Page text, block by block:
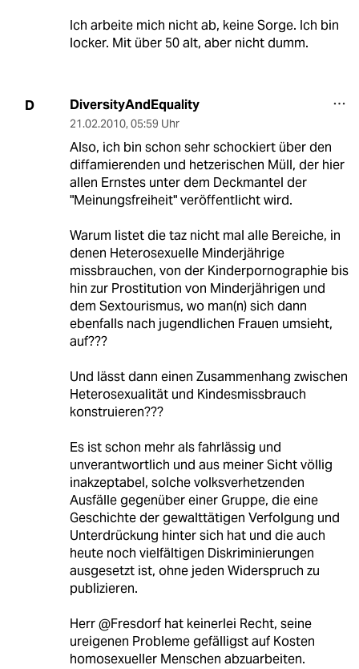
Ich arbeite mich nicht ab, keine Sorge. Ich bin
locker. Mit über 50 alt, aber nicht dumm.
D DiversityAndEquality
21.02.2010, 05:59 Uhr
Also, ich bin schon sehr schockiert über den
diffamierenden und hetzerischen Müll, der hier
allen Ernstes unter dem Deckmantel der
"Meinungsfreiheit" veröffentlicht wird.
Warum listet die taz nicht mal alle Bereiche, in
denen Heterosexuelle Minderjährige
missbrauchen, von der Kinderpornographie bis
hin zur Prostitution von Minderjährigen und
dem Sextourismus, wo man(n) sich dann
ebenfalls nach jugendlichen Frauen umsieht,
auf???
Und lässt dann einen Zusammenhang zwischen
Heterosexualität und Kindesmissbrauch
konstruieren???
Es ist schon mehr als fahrlässig und
unverantwortlich und aus meiner Sicht völlig
inakzeptabel, solche volksverhetzenden
Ausfälle gegenüber einer Gruppe, die eine
Geschichte der gewalttätigen Verfolgung und
Unterdrückung hinter sich hat und die auch
heute noch vielfältigen Diskriminierungen
ausgesetzt ist, ohne jeden Widerspruch zu
publizieren.
Herr @Fresdorf hat keinerlei Recht, seine
ureigenen Probleme gefälligst auf Kosten
homosexueller Menschen abzuarbeiten.